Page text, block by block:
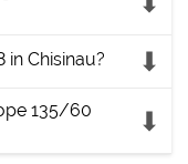
in Chisinau?
135/60